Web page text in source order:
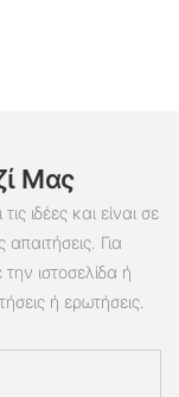
Μας
ιδέες και είναι σε
απαιτήσεις. Για
ιστοσελίδα ή
ή ερωτήσεις.